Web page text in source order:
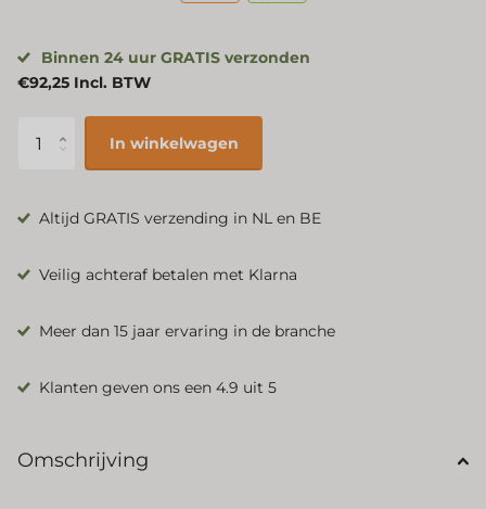
Binnen 24 uur GRATIS verzonden
€92,25 Incl. BTW
In winkelwagen
Altijd GRATIS verzending in NL en BE
Veilig achteraf betalen met Klarna
Meer dan 15 jaar ervaring in de branche
Klanten geven ons een 4.9 uit 5
Omschrijving